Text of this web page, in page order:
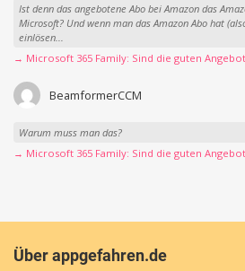
Ist denn das angebotene Abo bei Amazon das
Microsoft? Und wenn man das Amazon Abo hat
einlösen...
→ Microsoft 365 Family: Sind die guten
BeamformerCCM
Warum muss man das?
→ Microsoft 365 Family: Sind die guten
Über appgefahren.de